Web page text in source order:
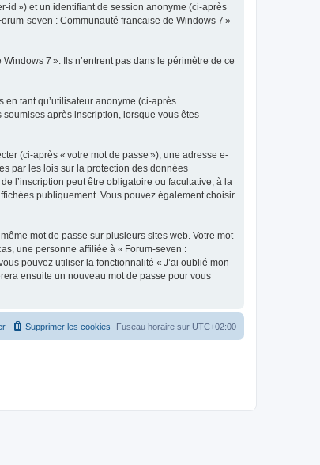
id ») et un identifiant de session anonyme (ci-après
seven : Communauté francaise de Windows 7 »
7 ». Ils n’entrent pas dans le périmètre de ce
tant qu’utilisateur anonyme (ci-après
après inscription, lorsque vous êtes
(ci-après « votre mot de passe »), une adresse e-
par les lois sur la protection des données
l’inscription peut être obligatoire ou facultative, à la
publiquement. Vous pouvez également choisir
mot de passe sur plusieurs sites web. Votre mot
une personne affiliée à « Forum-seven :
pouvez utiliser la fonctionnalité « J’ai oublié mon
ensuite un nouveau mot de passe pour vous
Fuseau horaire sur UTC+02:00
Supprimer les cookies